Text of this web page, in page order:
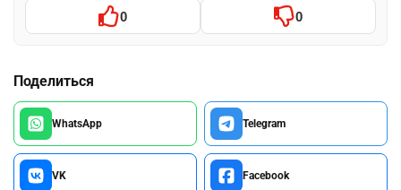
0 0
Поделиться
WhatsApp Telegram
VK Facebook